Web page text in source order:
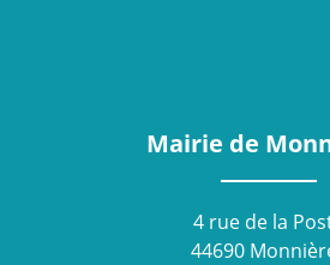
Mairie de
4 rue de la
44690